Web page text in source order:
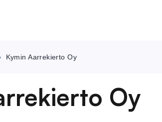
Kymin Aarrekierto Oy
Oy